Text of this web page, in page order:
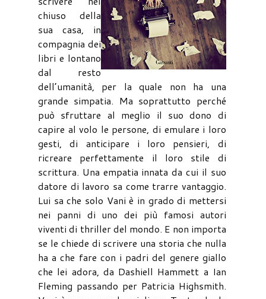
chiuso della
sua casa, in
compagnia dei
libri e lontano
dal resto
dell’umanità, per la quale non ha una
grande simpatia. Ma soprattutto perché
può sfruttare al meglio il suo dono di
capire al volo le persone, di emulare i loro
gesti, di anticipare i loro pensieri, di
ricreare perfettamente il loro stile di
scrittura. Una empatia innata da cui il suo
datore di lavoro sa come trarre vantaggio.
Lui sa che solo Vani è in grado di mettersi
nei panni di uno dei più famosi autori
viventi di thriller del mondo. E non importa
se le chiede di scrivere una storia che nulla
ha a che fare con i padri del genere giallo
che lei adora, da Dashiell Hammett a Ian
Fleming passando per Patricia Highsmith.